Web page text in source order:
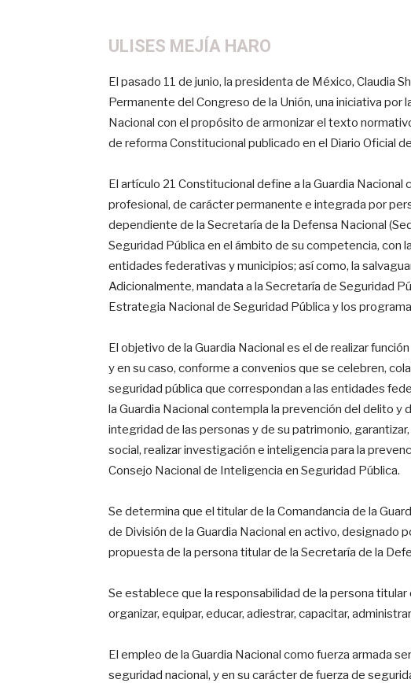
ULISES MEJÍA HARO
El pasado 11 de junio, la presidenta de México, Claudia
Permanente del Congreso de la Unión, una iniciativa por
Nacional con el propósito de armonizar el texto
de reforma Constitucional publicado en el Diario Oficial
El artículo 21 Constitucional define a la Guardia Nacional
profesional, de carácter permanente e integrada por
dependiente de la Secretaría de la Defensa Nacional
Seguridad Pública en el ámbito de su competencia, con
entidades federativas y municipios; así como, la
Adicionalmente, mandata a la Secretaría de Seguridad
Estrategia Nacional de Seguridad Pública y los
El objetivo de la Guardia Nacional es el de realizar
y en su caso, conforme a convenios que se celebren,
seguridad pública que correspondan a las entidades
la Guardia Nacional contempla la prevención del delito y
integridad de las personas y de su patrimonio,
social, realizar investigación e inteligencia para la
Consejo Nacional de Inteligencia en Seguridad Pública.
Se determina que el titular de la Comandancia de la
de División de la Guardia Nacional en activo, designado
propuesta de la persona titular de la Secretaría de la
Se establece que la responsabilidad de la persona
organizar, equipar, educar, adiestrar, capacitar,
El empleo de la Guardia Nacional como fuerza armada
seguridad nacional, y en su carácter de fuerza de